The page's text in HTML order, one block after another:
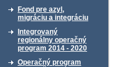
Fond pre azyl,
migráciu a integráciu
Integrovaný
regionálny operačný
program 2014 - 2020
Operačný program